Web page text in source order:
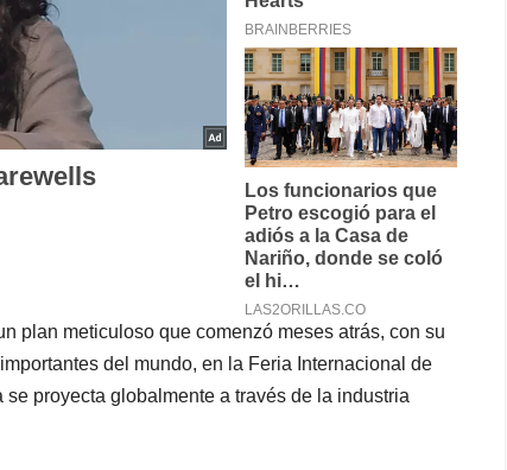
plan meticuloso que comenzó meses atrás, con su
del mundo, en la Feria Internacional de
proyecta globalmente a través de la industria